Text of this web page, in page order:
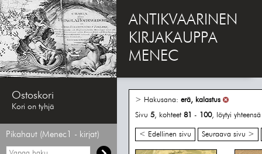
ANTIKVAARINEN
KIRJAKAUPPA
MENEC
Ostoskori
Kori on tyhjä
Pikahaut (Menec1 - kirjat)
Vapaa
> Hakusana: erä, kalastus
Sivu 5, kohteet 81 - 100, löytyi
< Edellinen sivu Seuraava sivu >